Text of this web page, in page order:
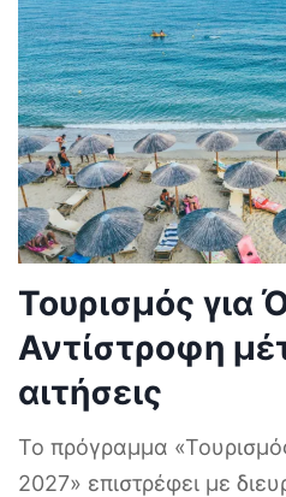
Τουρισμός για
Αντίστροφη
αιτήσεις
Το πρόγραμμα
2027» επιστρέφει με